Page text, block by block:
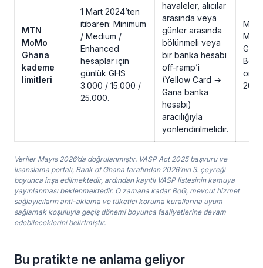
MTN
MoMo
Ghana
kademe
limitleri
1 Mart 2024’ten
itibaren: Minimum
/ Medium /
Enhanced
hesaplar için
günlük GHS
3.000 / 15.000 /
25.000.
havaleler, alıcılar
arasında veya
günler arasında
bölünmeli veya
bir banka hesabı
off-ramp’i
(Yellow Card →
Gana banka
hesabı)
aracılığıyla
yönlendirilmelidir.
MTN
BoG
2024
Veriler Mayıs 2026’da doğrulanmıştır. VASP Act 2025 başvuru ve
lisanslama portalı, Bank of Ghana tarafından 2026’nın 3. çeyreği
boyunca inşa edilmektedir, ardından kayıtlı VASP listesinin kamuya
yayınlanması beklenmektedir. O zamana kadar BoG, mevcut hizmet
sağlayıcıların anti-aklama ve tüketici koruma kurallarına uyum
sağlamak koşuluyla geçiş dönemi boyunca faaliyetlerine devam
edebileceklerini belirtmiştir.
Bu pratikte ne anlama geliyor